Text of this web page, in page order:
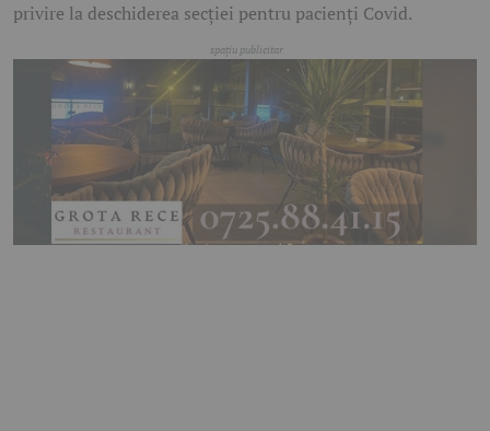
privire la deschiderea secţiei pentru pacienţi Covid.